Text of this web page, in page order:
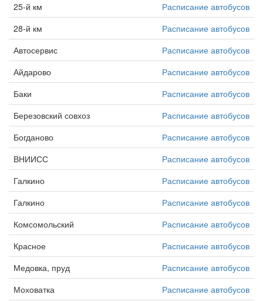
25-й км
Расписание автобусов
28-й км
Расписание автобусов
Автосервис
Расписание автобусов
Айдарово
Расписание автобусов
Баки
Расписание автобусов
Березовский совхоз
Расписание автобусов
Богданово
Расписание автобусов
ВНИИСС
Расписание автобусов
Галкино
Расписание автобусов
Галкино
Расписание автобусов
Комсомольский
Расписание автобусов
Красное
Расписание автобусов
Медовка, пруд
Расписание автобусов
Моховатка
Расписание автобусов